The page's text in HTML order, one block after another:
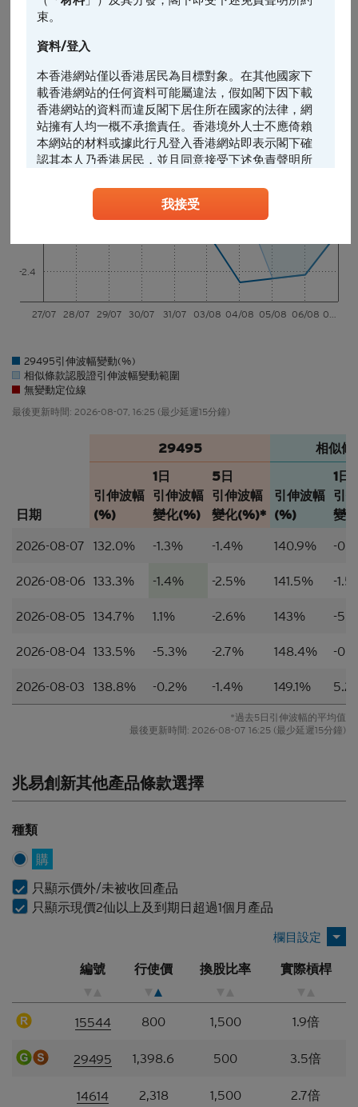
束。
資料/登入
本香港網站僅以香港居民為目標對象。在其他國家下
載香港網站的任何資料可能屬違法，假如閣下因下載
香港網站的資料而違反閣下居住所在國家的法律，網
站擁有人均一概不承擔責任。香港境外人士不應倚賴
本網站的材料或據此行凡登入香港網站即表示閣下確
認其本人乃香港居民，並且同意接受下述免責聲明所
任何人士登入本香港網站或可能管有其中所載材料，
應當查明及遵照任何適用的限制（包括本文所載
擁有人絕不承擔責任。本香港網站所載的任何資料嚴
禁於適用法律或法規不容許分發、傳送、披露或發佈
的地區複製、分發、傳送、披露或發佈給當地人士，
特別要注意的是，本網站所載的資料不得帶進或傳送
的法律及法規，本香港網站的內容僅為香港居民而
設， 閣下不應在香港境外登入、瀏覽本香港網站及/
或下載當中任何內容。
並非邀約/意見/建議
本香港網站所載的材料僅供參考及討論用途，並不構
成或組成購買、出售、認購或承銷任何材料或本香港
網站所提述或所指的結構性產品（「結構性產品
的一項（或其中一部分的）要約、邀請、招攬、誘
因、意見或建議。材料並不構成購買或出售結構性產
的內容並不構成任何合約或承諾的依據。本香港網站
聲明。
所編製的材料僅概括以一般資訊接收者為對象，並無
並無核證
材料的依據乃來自網站擁有人認為可靠的公開資料來
源，然而，網站擁有人並無對材料進行核實，因此，
該等材料未必完整或準確。材料所載的見解、估計及
其聯繫人及關聯人士、各自的董事、高管人員及/或
僱員（包括參與編製或在本香港網站上刊發材料的各
概不會對材料的真確性、準確性、完整性、充分性或
何類型的聲明或保證（不論明示或暗示）。本香港網
定論或據此行事而不自行加以獨立核實或作出獨立判
斷。
香港網站所登載的指示性價格水平、披露材料、估值
為依據。所採用的假設及參數絕非唯一可經合理挑選
所得的選擇，因此，並不保證有關的引述、披露或分
析為準確、合理或完整，亦不表示或確保任何指示性
回報或表現會在將來實現。有關資料僅供參考之用，
結構性產品的風險因素
結構性產品並無抵押品，如發行人無力償債或違約，
我接受
-6.5%
-2.7%
29495 引伸波幅變動(1日)-1.3% (5日*)-1.4%
1日
27/07 28/07 29/07 30/07 31/07 03/08 04/08 05/08 06/08 0…
-2.4
引伸波幅變動% (5日)
29495引伸波幅變動(%)
相似條款認股證引伸波幅變動範圍
無變動定位線
最後更新時間: 2026-08-07, 16:25 (最少延遲15分鐘)
29495 相似條
日期
引伸波幅
(%)
1日
引伸波幅
變化(%)
5日
引伸波幅
變化(%)*
引伸波幅
(%)
1日
引
變
2026-08-07 132.0% -1.3% -1.4% 140.9% -
2026-08-06 133.3% -1.4% -2.5% 141.5% -
2026-08-05 134.7% 1.1% -2.6% 143% -
2026-08-04 133.5% -5.3% -2.7% 148.4% -
2026-08-03 138.8% -0.2% -1.4% 149.1%
*過去5日引伸波幅的平均值
最後更新時間: 2026-08-07 16:25 (最少延遲15分鐘)
兆易創新其他產品條款選擇
種類
購
只顯示價外/未被收回產品
只顯示現價2仙以上及到期日超過1個月產品
編號 行使價 換股比率 實際槓桿
15544 800 1,500 1.9倍
29495 1,398.6 500 3.5倍
14614 2,318 1,500 2.7倍